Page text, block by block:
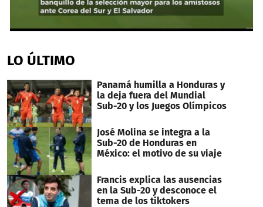
of
32
LO ÚLTIMO
Panamá humilla a Honduras y
la deja fuera del Mundial
Sub-20 y los Juegos Olímpicos
José Molina se integra a la
Sub-20 de Honduras en
México: el motivo de su viaje
Francis explica las ausencias
en la Sub-20 y desconoce el
tema de los tiktokers